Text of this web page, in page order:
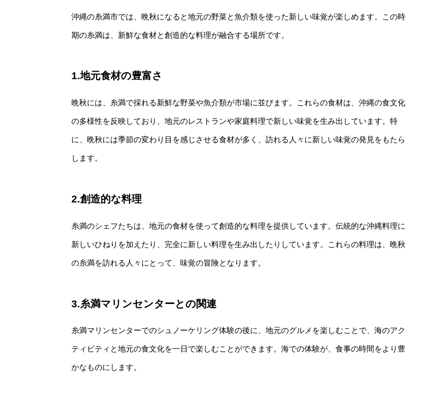
沖縄の糸満市では、晩秋になると地元の野菜と魚介類を使った新しい味覚が楽しめます。この時
期の糸満は、新鮮な食材と創造的な料理が融合する場所です。
1.地元食材の豊富さ
晩秋には、糸満で採れる新鮮な野菜や魚介類が市場に並びます。これらの食材は、沖縄の食文化
の多様性を反映しており、地元のレストランや家庭料理で新しい味覚を生み出しています。特
に、晩秋には季節の変わり目を感じさせる食材が多く、訪れる人々に新しい味覚の発見をもたら
します。
2.創造的な料理
糸満のシェフたちは、地元の食材を使って創造的な料理を提供しています。伝統的な沖縄料理に
新しいひねりを加えたり、完全に新しい料理を生み出したりしています。これらの料理は、晩秋
の糸満を訪れる人々にとって、味覚の冒険となります。
3.糸満マリンセンターとの関連
糸満マリンセンターでのシュノーケリング体験の後に、地元のグルメを楽しむことで、海のアク
ティビティと地元の食文化を一日で楽しむことができます。海での体験が、食事の時間をより豊
かなものにします。